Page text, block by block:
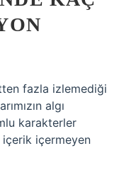
fazla izlemediği
algı
karakterler
içermeyen